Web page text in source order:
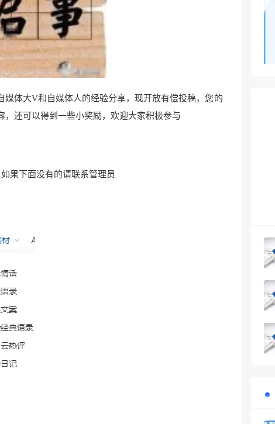
体大V和自媒体人的经验分享，现开放有偿投稿，您的
，还可以得到一些小奖励，欢迎大家积极参与
果下面没有的请联系管理员